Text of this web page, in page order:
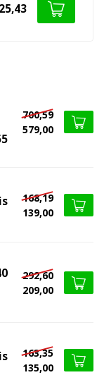
700,59
579,00
168,19
139,00
292,60
209,00
163,35
135,00